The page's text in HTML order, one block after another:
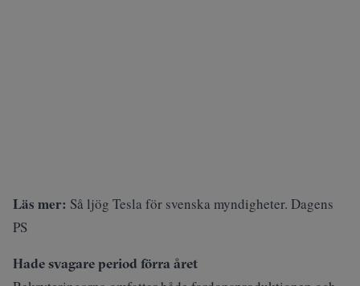
Läs mer: Så ljög Tesla för svenska myndigheter. Dagens
PS
Hade svagare period förra året